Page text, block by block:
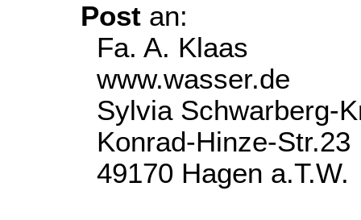
Postan:
Fa. A. Klaas
www.wasser.de
Sylvia Schwarberg-
Konrad-Hinze-Str.23
49170 Hagen a.T.W.